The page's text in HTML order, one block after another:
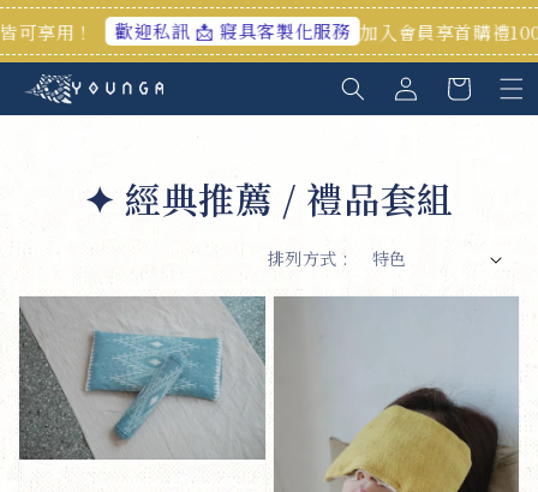
用！ 歡迎私訊 📩 寢具客製化服務 加入會員享首購禮100元
✦ 經典推薦 / 禮品套組
排列方式 :